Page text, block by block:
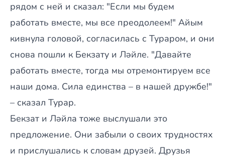
рядом с ней и сказал: "Если мы будем
работать вместе, мы все преодолеем!" Айым
кивнула головой, согласилась с Тураром, и они
снова пошли к Бекзату и Ләйле. "Давайте
работать вместе, тогда мы отремонтируем все
наши дома. Сила единства – в нашей дружбе!"
– сказал Турар.
Бекзат и Ләйла тоже выслушали это
предложение. Они забыли о своих трудностях
и прислушались к словам друзей. Друзья